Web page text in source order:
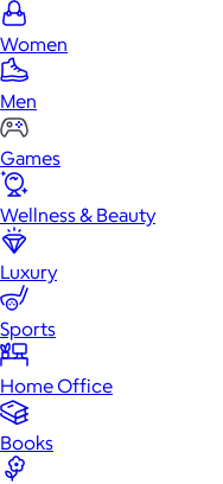
Women
Men
Games
Wellness & Beauty
Luxury
Sports
Home Office
Books